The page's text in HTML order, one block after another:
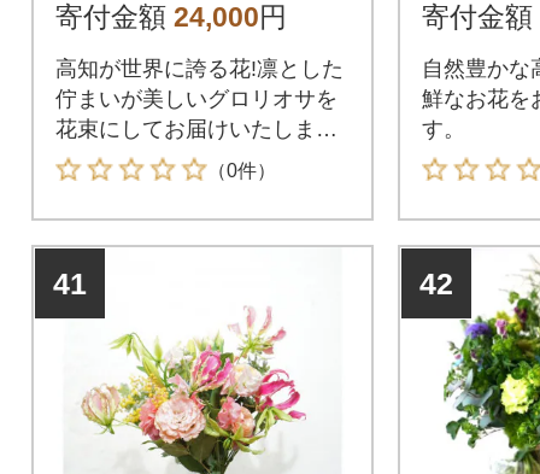
寄付金額 24,000円
高知が世界に誇る花!凛とした
佇まいが美しいグロリオサを
花束にしてお届けいたしま
す。
（0件）
寄付金額
自然豊かな
鮮なお花を
す。
41 42